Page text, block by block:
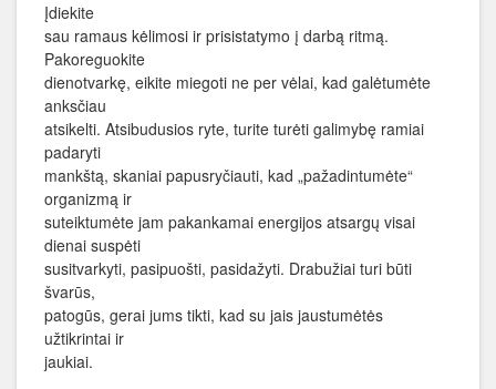
Įdiekite
sau ramaus kėlimosi ir prisistatymo į darbą ritmą.
Pakoreguokite
dienotvarkę, eikite miegoti ne per vėlai, kad galėtumėte
anksčiau
atsikelti. Atsibudusios ryte, turite turėti galimybę ramiai
padaryti
mankštą, skaniai papusryčiauti, kad „pažadintumėte“
organizmą ir
suteiktumėte jam pakankamai energijos atsargų visai
dienai suspėti
susitvarkyti, pasipuošti, pasidažyti. Drabužiai turi būti
švarūs,
patogūs, gerai jums tikti, kad su jais jaustumėtės
užtikrintai ir
jaukiai.